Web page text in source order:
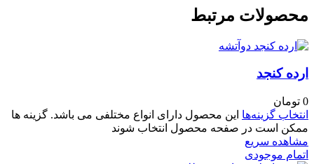
محصولات مرتبط
ارده کنجد
0 تومان
انتخاب گزینه‌ها این محصول دارای انواع مختلفی می باشد. گزینه ها
ممکن است در صفحه محصول انتخاب شوند
مشاهده سریع
اتمام موجودی